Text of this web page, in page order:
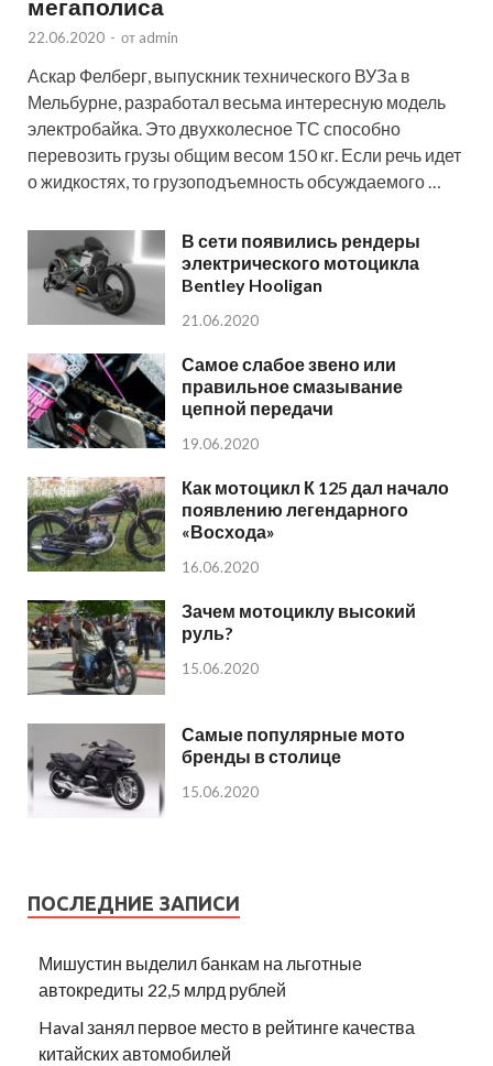
мегаполиса
22.06.2020 - от admin
Аскар Фелберг, выпускник технического ВУЗа в
Мельбурне, разработал весьма интересную модель
электробайка. Это двухколесное ТС способно
перевозить грузы общим весом 150 кг. Если речь идет
о жидкостях, то грузоподъемность обсуждаемого …
В сети появились рендеры
электрического мотоцикла
Bentley Hooligan
21.06.2020
Самое слабое звено или
правильное смазывание
цепной передачи
19.06.2020
Как мотоцикл К 125 дал начало
появлению легендарного
«Восхода»
16.06.2020
Зачем мотоциклу высокий
руль?
15.06.2020
Самые популярные мото
бренды в столице
15.06.2020
ПОСЛЕДНИЕ ЗАПИСИ
Мишустин выделил банкам на льготные
автокредиты 22,5 млрд рублей
Haval занял первое место в рейтинге качества
китайских автомобилей